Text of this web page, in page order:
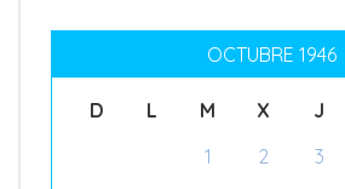
OCTUBRE 1946
D L M X J
1
2 3